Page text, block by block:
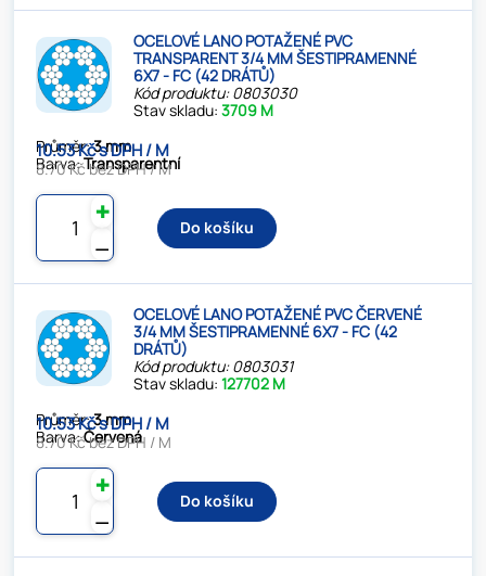
OCELOVÉ LANO POTAŽENÉ PVC
TRANSPARENT 3/4 MM ŠESTIPRAMENNÉ
6X7 - FC (42 DRÁTŮ)
Kód produktu: 0803030
Stav skladu:3709 M
Průměr:3 mm
Barva:Transparentní
10.53 Kč s DPH / M
8.70 Kč bez DPH / M
⚊
✚
Do košíku
OCELOVÉ LANO POTAŽENÉ PVC ČERVENÉ
3/4 MM ŠESTIPRAMENNÉ 6X7 - FC (42
DRÁTŮ)
Kód produktu: 0803031
Stav skladu:127702 M
Průměr:3 mm
Barva:Červená
10.53 Kč s DPH / M
8.70 Kč bez DPH / M
⚊
✚
Do košíku